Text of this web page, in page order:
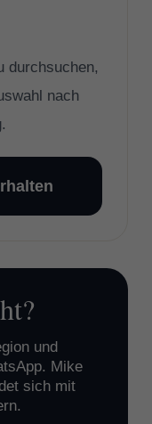
durchsuchen,
nach
und
Mike
sich mit